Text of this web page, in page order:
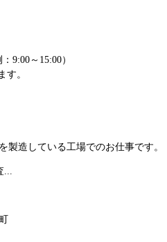
9:00～15:00）
す。
製造している工場でのお仕事です